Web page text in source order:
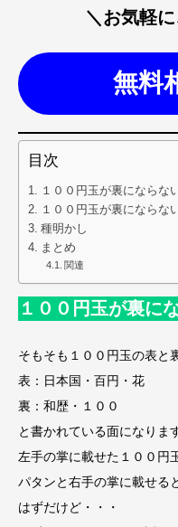
＼お気軽
無料
目次
１００円玉が裏にならな
１００円玉が裏にならな
種明かし
まとめ
関連
１００円玉が裏に
そもそも１００円玉の表と
表：日本国・百円・花
裏：和歴・１００
と書かれている面になりま
左手の掌に載せた１００円
パタンと右手の掌に載せる
はずだけど・・・